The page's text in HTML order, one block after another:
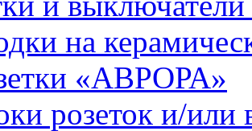
на
«АВРОРА»
розеток и/